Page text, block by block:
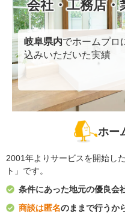
会社・工務店・
岐阜県内でホームプロ
込みいただいた実績
ホー
2001年よりサービスを開始し
ト」です。
条件にあった地元の優良会
商談は匿名のままで行うか